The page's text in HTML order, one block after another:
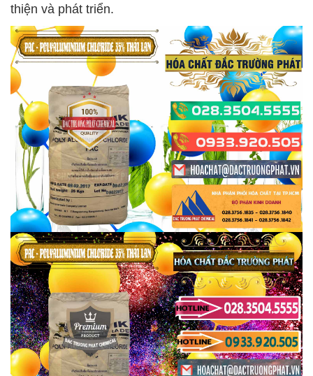
thiện và phát triển.